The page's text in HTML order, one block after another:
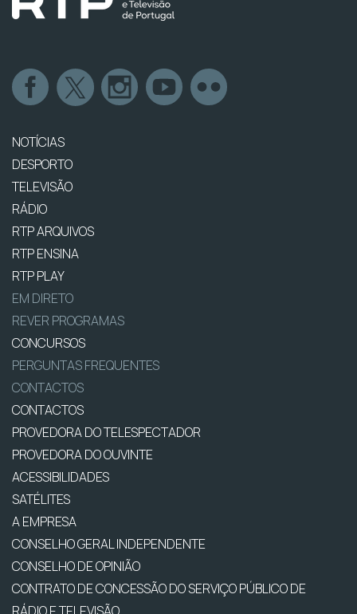
NOTÍCIAS
DESPORTO
TELEVISÃO
RÁDIO
RTP ARQUIVOS
RTP ENSINA
RTP PLAY
EM DIRETO
REVER PROGRAMAS
CONCURSOS
PERGUNTAS FREQUENTES
CONTACTOS
CONTACTOS
PROVEDORA DO TELESPECTADOR
PROVEDORA DO OUVINTE
ACESSIBILIDADES
SATÉLITES
A EMPRESA
CONSELHO GERAL INDEPENDENTE
CONSELHO DE OPINIÃO
CONTRATO DE CONCESSÃO DO SERVIÇO PÚBLICO DE